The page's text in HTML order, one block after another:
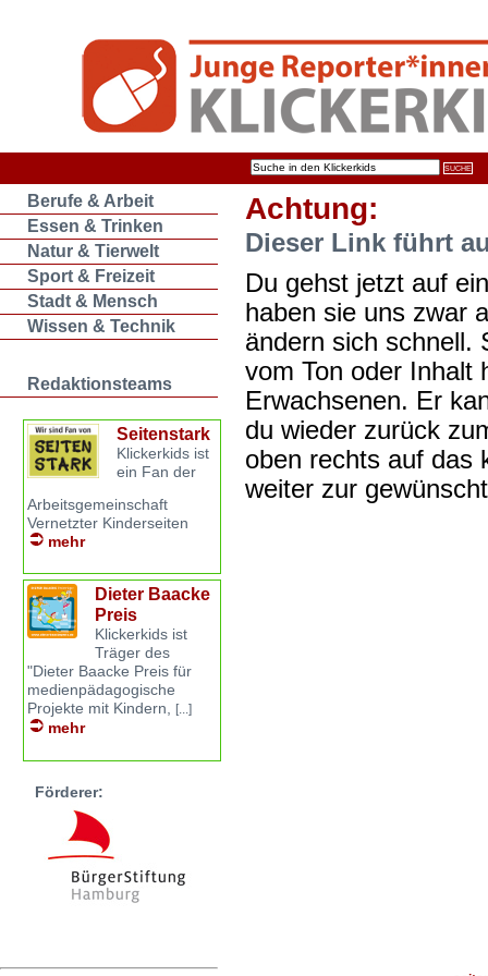
Berufe & Arbeit
Essen & Trinken
Natur & Tierwelt
Sport & Freizeit
Stadt & Mensch
Wissen & Technik
Redaktionsteams
Seitenstark
Klickerkids ist
ein Fan der
Arbeitsgemeinschaft
Vernetzter Kinderseiten
mehr
Dieter Baacke
Preis
Klickerkids ist
Träger des
"Dieter Baacke Preis für
medienpädagogische
Projekte mit Kindern, [...]
mehr
Förderer:
Achtung:
Dieser Link führt
Du gehst jetzt auf
haben sie uns zwar
ändern sich schnell.
vom Ton oder Inhalt
Erwachsenen. Er
du wieder zurück
oben rechts auf das
weiter zur